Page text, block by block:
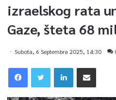
izraelskog rata
Gaze, šteta 68
Subota, 6 Septembra 2025, 14:30